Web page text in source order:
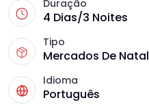
Duração
4 Dias/3 Noites
Tipo
Mercados De Natal
Idioma
Português